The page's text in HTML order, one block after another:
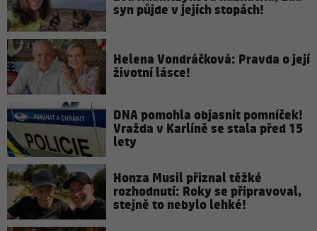
syn půjde v jejích stopách!
Helena Vondráčková: Pravda o její
životní lásce!
DNA pomohla objasnit pomníček!
Vražda v Karlíně se stala před 15
lety
Honza Musil přiznal těžké
rozhodnutí: Roky se připravoval,
stejně to nebylo lehké!